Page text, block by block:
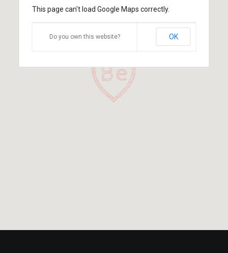
This page can't load Google Maps correctly.
Do you own this website? OK